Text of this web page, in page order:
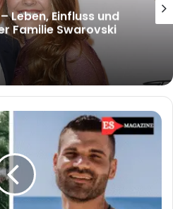
– Wer ist Malcolm
wächst das Interesse
ihm?